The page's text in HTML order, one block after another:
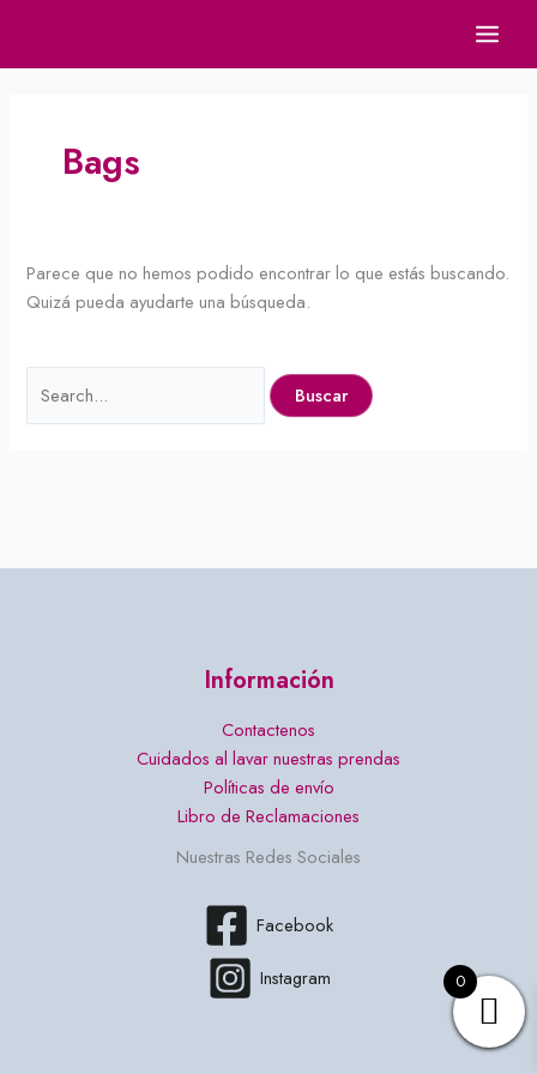
contenido
Bags
Parece que no hemos podido encontrar lo que estás buscando.
Quizá pueda ayudarte una búsqueda.
Información
Contactenos
Cuidados al lavar nuestras prendas
Políticas de envío
Libro de Reclamaciones
Nuestras Redes Sociales
Facebook
Instagram 0